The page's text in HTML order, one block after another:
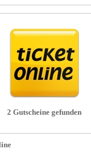
2 Gutscheine gefunden